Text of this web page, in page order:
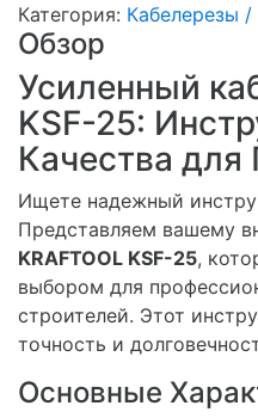
Категория: Кабелерезы
Обзор
Усиленный
KSF-25:
Качества
Ищете надежный
Представляем вашему
KRAFTOOL KSF-25,
выбором для
строителей. Этот
точность и
Основные